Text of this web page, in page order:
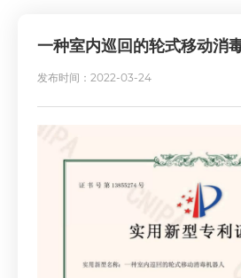
一种室内巡回的轮式移动消
发布时间：2022-03-24